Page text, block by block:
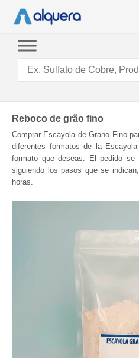
conteúdo
Reboco de grão fino
Comprar Escayola de Grano Fino
diferentes formatos de la
formato que deseas. El pedido se
siguiendo los pasos que se
horas.